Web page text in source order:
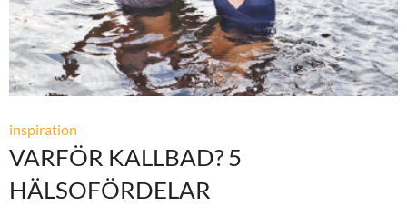
inspiration
VARFÖR KALLBAD? 5
HÄLSOFÖRDELAR